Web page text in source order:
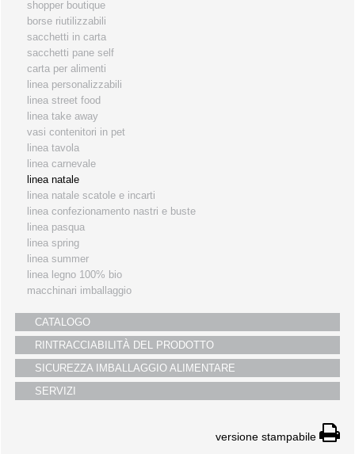
i partners
servizio clienti
fiere
shopper boutique
borse riutilizzabili
sacchetti in carta
sacchetti pane self
carta per alimenti
linea personalizzabili
linea street food
linea take away
vasi contenitori in pet
linea tavola
linea carnevale
linea natale
linea natale scatole e incarti
linea confezionamento nastri e buste
linea pasqua
linea spring
linea summer
linea legno 100% bio
macchinari imballaggio
CATALOGO
RINTRACCIABILITÀ DEL PRODOTTO
SICUREZZA IMBALLAGGIO ALIMENTARE
SERVIZI
versione stampabile